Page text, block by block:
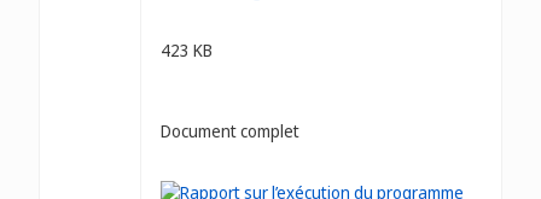
423 KB
Document complet